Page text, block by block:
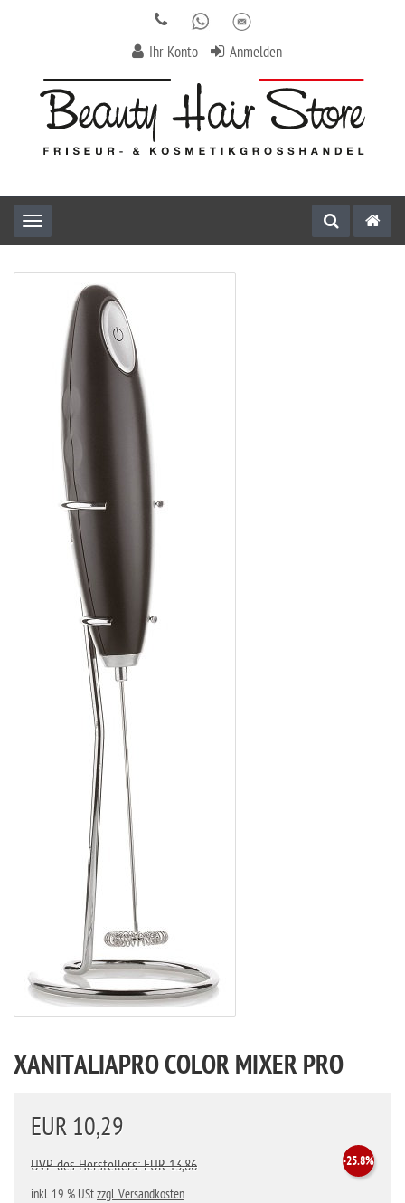
Ihr Konto Anmelden
Toggle navigation
XANITALIAPRO COLOR MIXER PRO
EUR 10,29
-25.8%
UVP des Herstellers: EUR 13,86
inkl. 19 % UStzzgl. Versandkosten